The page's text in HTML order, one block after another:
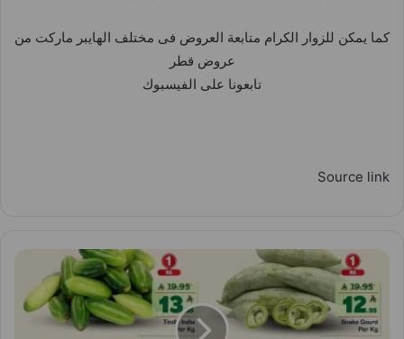
كما يمكن للزوار الكرام متابعة العروض فى مختلف الهايبر ماركت من
عروض قطر
تابعونا على الفيسبوك
Source link